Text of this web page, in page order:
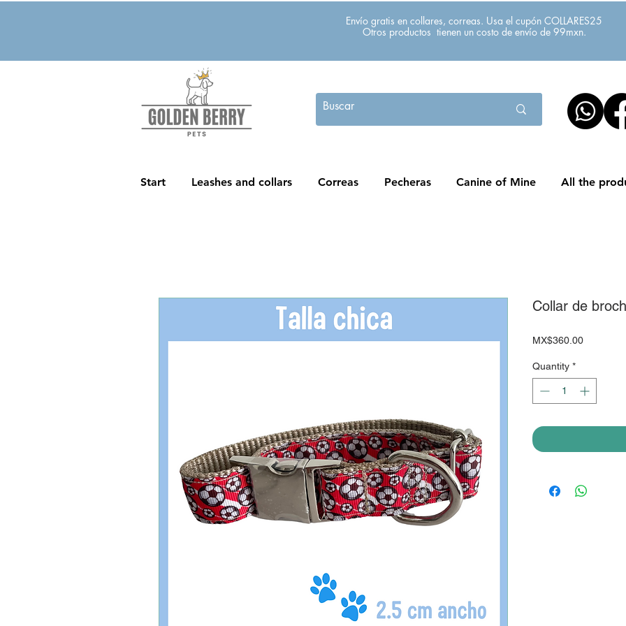
Envío gratis en collares, correas. Usa el cupón COLLARES25
Otros productos tienen un costo de envío de 99mxn.
Start Leashes and collars Correas Pecheras Canine of Mine All the
Collar de
MX$360.00Price
Quantity *